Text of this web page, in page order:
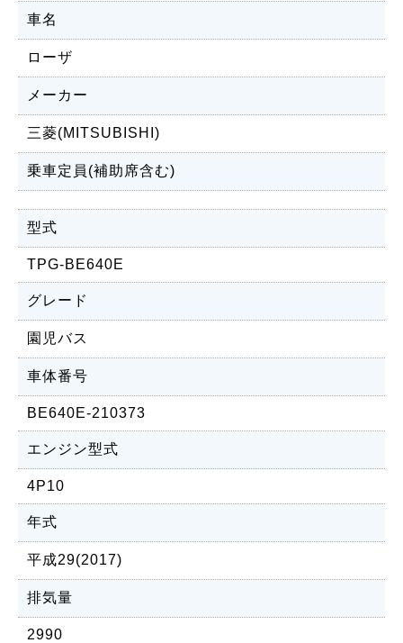
車名
ローザ
メーカー
三菱(MITSUBISHI)
乗車定員(補助席含む)
型式
TPG-BE640E
グレード
園児バス
車体番号
BE640E-210373
エンジン型式
4P10
年式
平成29(2017)
排気量
2990